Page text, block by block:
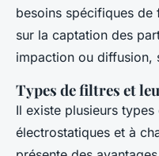
besoins spécifiques
sur la captation des
impaction ou diffusion,
Types de filtres et
Il existe plusieurs
électrostatiques et à